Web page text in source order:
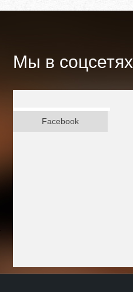
Мы в соцсетях
Facebook